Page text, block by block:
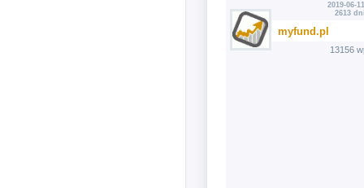
2019-06-
2613
myfund.pl
13156